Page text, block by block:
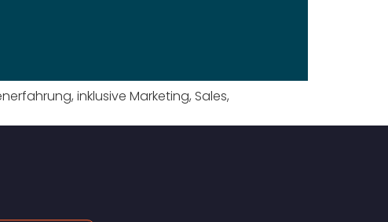
inklusive Marketing, Sales,